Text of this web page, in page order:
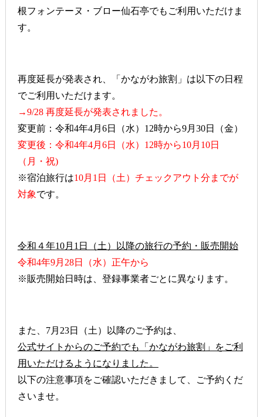
根フォンテーヌ・ブロー仙石亭でもご利用いただけま
す。
再度延長が発表され、「かながわ旅割」は以下の日程
でご利用いただけます。
→9/28 再度延長が発表されました。
変更前：令和4年4月6日（水）12時から9月30日（金）
変更後：令和4年4月6日（水）12時から10月10日
（月・祝)
※宿泊旅行は10月1日（土）チェックアウト分までが
対象です。
令和４年10月1日（土）以降の旅行の予約・販売開始
令和4年9月28日（水）正午から
※販売開始日時は、登録事業者ごとに異なります。
また、7月23日（土）以降のご予約は、
公式サイトからのご予約でも「かながわ旅割」をご利
用いただけるようになりました。
以下の注意事項をご確認いただきまして、ご予約くだ
さいませ。